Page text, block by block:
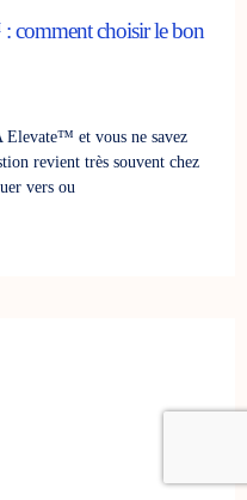
choisir le bon
et vous ne savez
revient très souvent chez
vers ou